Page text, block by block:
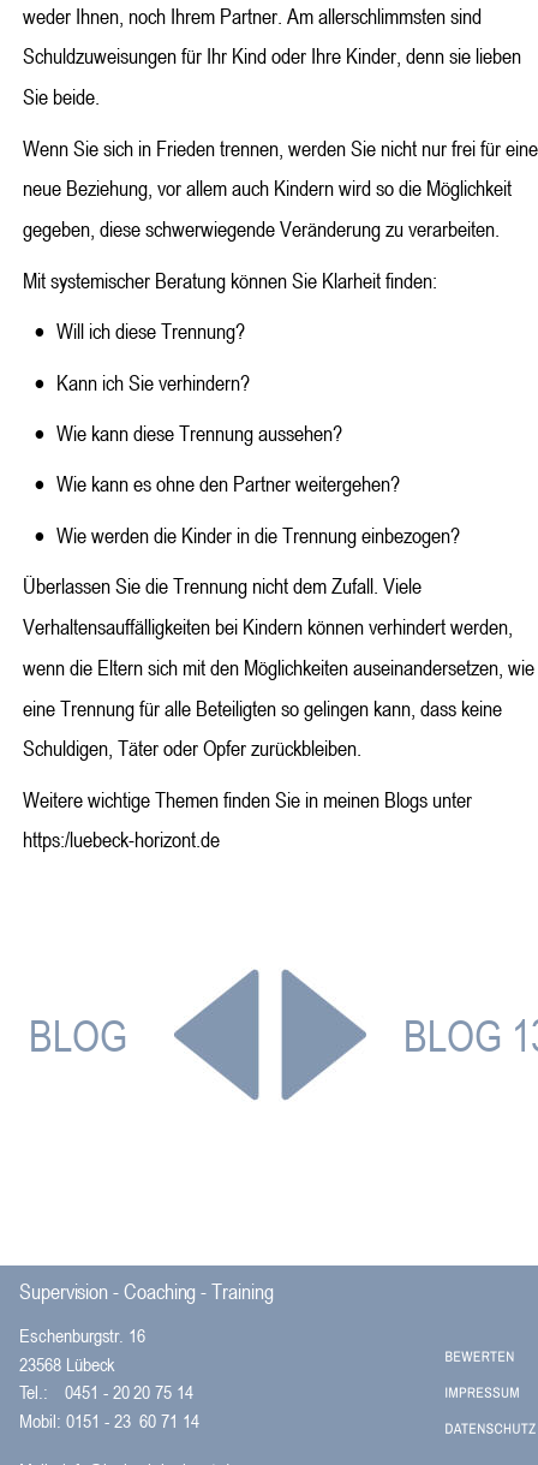
Supervision - Coaching - Training
Eschenburgstr. 16
23568 Lübeck
Tel.:
0451 - 20 20 75 14
Mobil: 0151 - 23  60 71 14
weder Ihnen, noch Ihrem Partner. Am allerschlimmsten sind
Schuldzuweisungen für Ihr Kind oder Ihre Kinder, denn sie lieben
Sie beide.
Wenn Sie sich in Frieden trennen, werden Sie nicht nur frei für
neue Beziehung, vor allem auch Kindern wird so die Möglichkeit
gegeben, diese schwerwiegende Veränderung zu verarbeiten.
Mit systemischer Beratung können Sie Klarheit finden:
• Will ich diese Trennung?
• Kann ich Sie verhindern?
• Wie kann diese Trennung aussehen?
• Wie kann es ohne den Partner weitergehen?
• Wie werden die Kinder in die Trennung einbezogen?
Überlassen Sie die Trennung nicht dem Zufall. Viele
Verhaltensauffälligkeiten bei Kindern können verhindert werden,
wenn die Eltern sich mit den Möglichkeiten auseinandersetzen, wie
eine Trennung für alle Beteiligten so gelingen kann, dass keine
Schuldigen, Täter oder Opfer zurückbleiben.
Weitere wichtige Themen finden Sie in meinen Blogs unter
https:/luebeck-horizont.de
BLOG BLOG